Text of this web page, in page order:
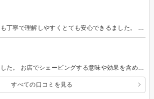
すべての口コミを見る